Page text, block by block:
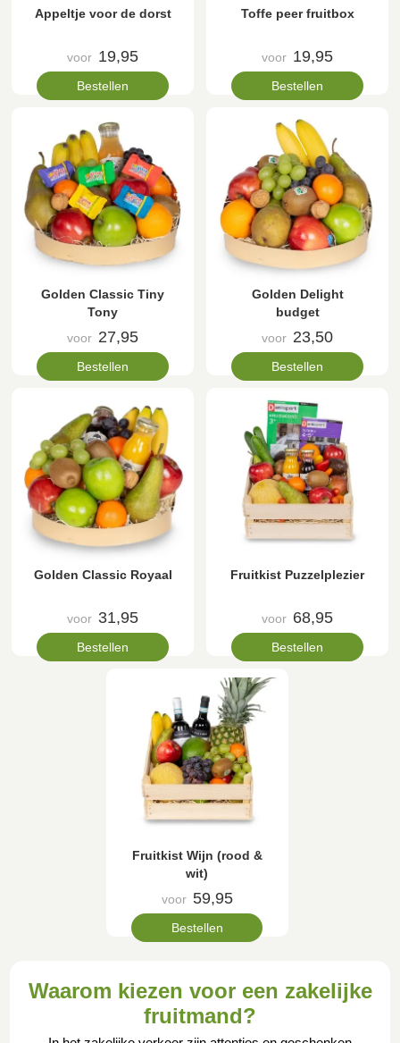
Appeltje voor de dorst
voor 19,95
Bestellen
Toffe peer fruitbox
voor 19,95
Bestellen
Golden Classic Tiny
Tony
voor 27,95
Bestellen
Golden Delight
budget
voor 23,50
Bestellen
Golden Classic Royaal
voor 31,95
Bestellen
Fruitkist Puzzelplezier
voor 68,95
Bestellen
Fruitkist Wijn (rood &
wit)
voor 59,95
Bestellen
Waarom kiezen voor een zakelijke
fruitmand?